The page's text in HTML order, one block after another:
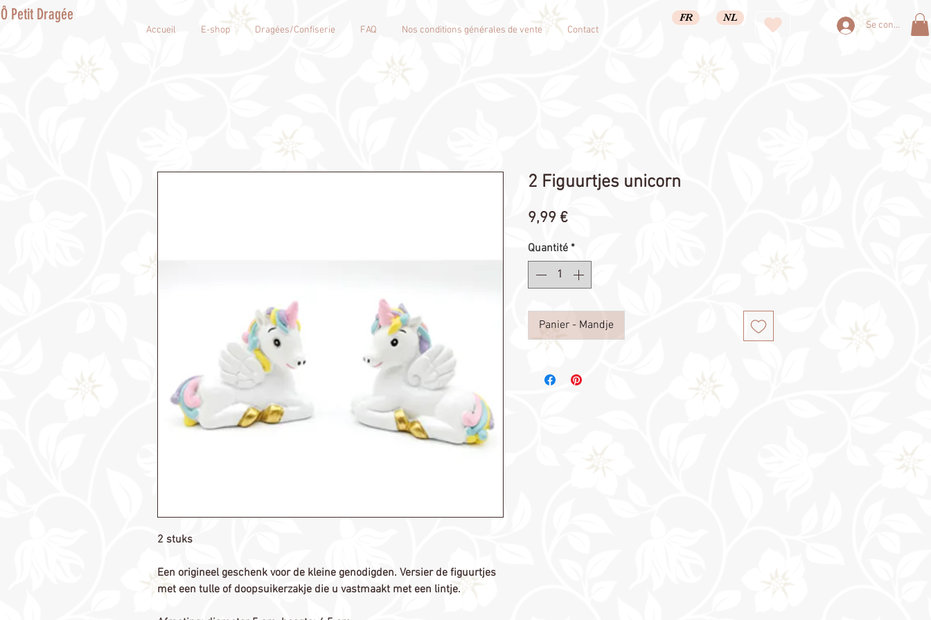
Ô Petit Dragée FR NL
Se connecter
Accueil E-shop Dragées/Confiserie FAQ Nos conditions générales de vente Contact
2 stuks
Een origineel geschenk voor de kleine genodigden. Versier de figuurtjes
met een tulle of doopsuikerzakje die u vastmaakt met een lintje.
2 Figuurtjes unicorn
9,99 €Prix
Quantité *
Panier - Mandje